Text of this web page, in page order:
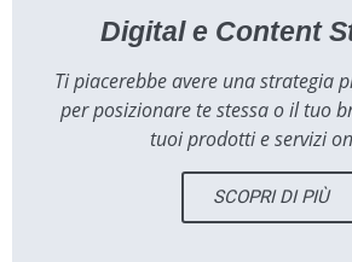
Digital e Content
Ti piacerebbe avere una strategia
per posizionare te stessa o il tuo
tuoi prodotti e servizi
SCOPRI DI PIÙ